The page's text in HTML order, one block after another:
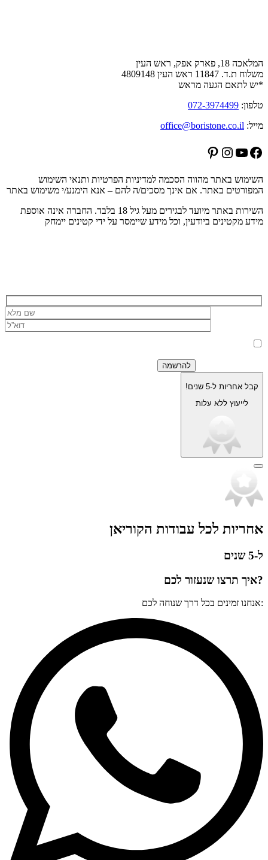
המלאכה 18, פארק אפק, ראש העין
משלוח ת.ד. 11847 ראש העין 4809148
*יש לתאם הגעה מראש
טלפון: 072-3974499
מייל: office@boristone.co.il
Facebook
YouTube
Instagram
Pinterest
השימוש באתר מהווה הסכמה למדיניות הפרטיות ותנאי השימוש
המפורטים באתר. אם אינך מסכים/ה להם – אנא הימנע/י משימוש באתר
השירות באתר מיועד לבגירים מעל גיל 18 בלבד. החברה אינה אוספת
מידע מקטינים ביודעין, וכל מידע שיימסר על ידי קטינים יימחק
קבל אחריות ל-5 שנים!
לייעוץ ללא עלות
אחריות לכל עבודות הקוריאן
ל-5 שנים
?איך תרצו שנעזור לכם
:אנחנו זמינים בכל דרך שנוחה לכם